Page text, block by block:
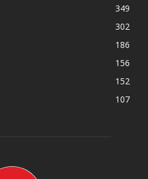
349
302
186
156
152
107